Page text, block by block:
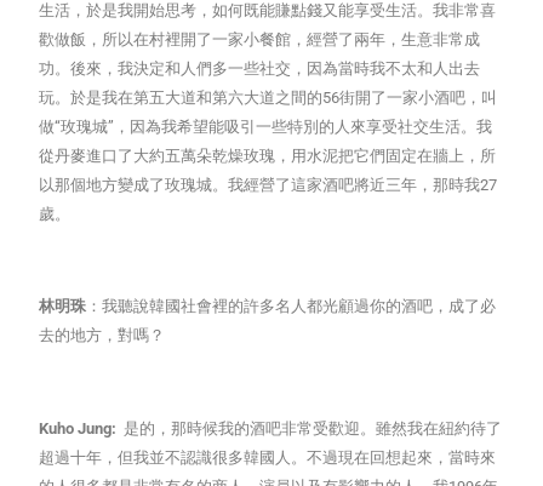
生活，於是我開始思考，如何既能賺點錢又能享受生活。我非常喜
歡做飯，所以在村裡開了一家小餐館，經營了兩年，生意非常成
功。後來，我決定和人們多一些社交，因為當時我不太和人出去
玩。於是我在第五大道和第六大道之間的56街開了一家小酒吧，叫
做“玫瑰城”，因為我希望能吸引一些特別的人來享受社交生活。我
從丹麥進口了大約五萬朵乾燥玫瑰，用水泥把它們固定在牆上，所
以那個地方變成了玫瑰城。我經營了這家酒吧將近三年，那時我27
歲。
林明珠 ：我聽說韓國社會裡的許多名人都光顧過你的酒吧，成了必
去的地方，對嗎？
Kuho Jung: 是的，那時候我的酒吧非常受歡迎。雖然我在紐約待了
超過十年，但我並不認識很多韓國人。不過現在回想起來，當時來